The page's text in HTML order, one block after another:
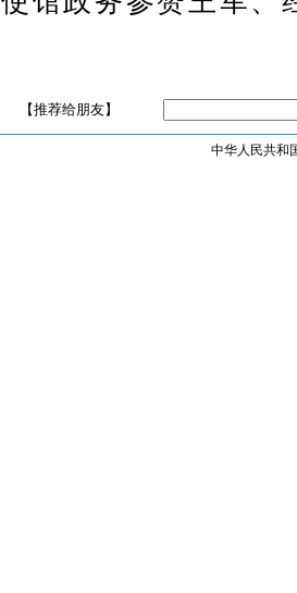
【推荐给朋友】
中华人民共和